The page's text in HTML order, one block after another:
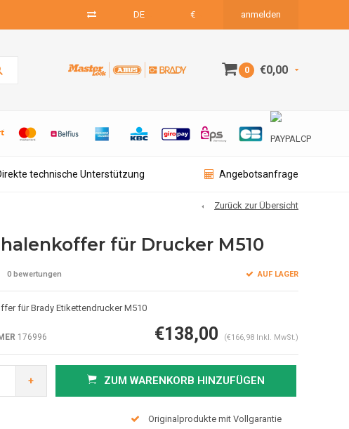
DE € anmelden
0 €0,00
technische Unterstützung Angebotsanfrage
Zurück zur Übersicht
für Drucker M510
0 bewertungen AUF LAGER
für Brady Etikettendrucker M510
176996 €138,00 (€166,98 Inkl. MwSt.)
+ ZUM WARENKORB HINZUFÜGEN
Originalprodukte mit Vollgarantie